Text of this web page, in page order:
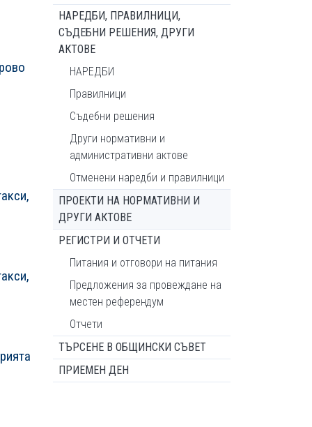
НАРЕДБИ, ПРАВИЛНИЦИ,
СЪДЕБНИ РЕШЕНИЯ, ДРУГИ
АКТОВЕ
НАРЕДБИ
Правилници
Съдебни решения
Други нормативни и
административни актове
Отменени наредби и правилници
ПРОЕКТИ НА НОРМАТИВНИ И
ДРУГИ АКТОВЕ
РЕГИСТРИ И ОТЧЕТИ
Питания и отговори на питания
Предложения за провеждане на
местен референдум
Отчети
ТЪРСЕНЕ В ОБЩИНСКИ СЪВЕТ
ПРИЕМЕН ДЕН